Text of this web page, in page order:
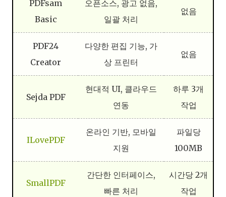
PDFsam
Basic
오픈소스, 광고 없음,
일괄 처리
없음
PDF24
Creator
다양한 편집 기능, 가
상 프린터
없음
Sejda PDF
현대적 UI, 클라우드
연동
하루 3개
작업
ILovePDF
온라인 기반, 모바일
지원
파일당
100MB
SmallPDF
간단한 인터페이스,
빠른 처리
시간당 2개
작업